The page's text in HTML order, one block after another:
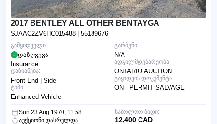
2017 BENTLEY ALL OTHER BENTAYGA
SJAAC2ZV6HC015488 | 55189676
გარბენი:
N/A
ადგილმდებარეობა:
ONTARIO AUCTION
გაყიდვის დოკუმენტი:
ON - PERMIT SALVAGE
გამყიდველი:
დაზღვევა
Insurance
დაზიანება:
Front End | Side
ტიპი:
Enhanced Vehicle
Sun 23 Aug 1970, 11:58
აუქციონი დასრულდა
საბოლოო ბიდი:
12,400 CAD